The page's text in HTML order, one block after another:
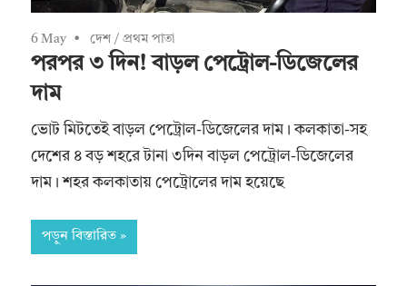
6 May দেশ / প্রথম পাতা
পরপর ৩ দিন! বাড়ল পেট্রোল-ডিজেলের
দাম
ভোট মিটতেই বাড়ল পেট্রোল-ডিজেলের দাম। কলকাতা-সহ
দেশের ৪ বড় শহরে টানা ৩দিন বাড়ল পেট্রোল-ডিজেলের
দাম। শহর কলকাতায় পেট্রোলের দাম হয়েছে
পড়ুন বিস্তারিত